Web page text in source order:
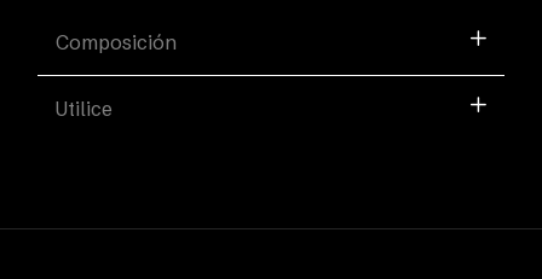
Composición
Utilice